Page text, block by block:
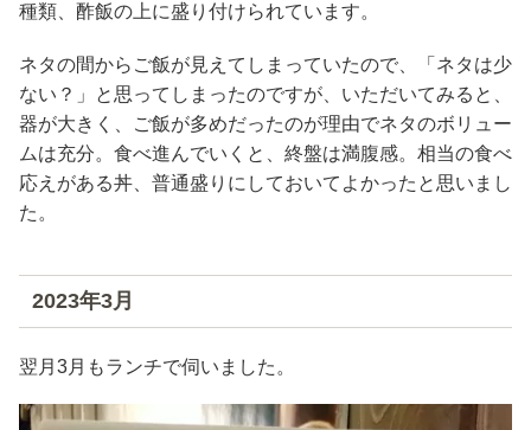
種類、酢飯の上に盛り付けられています。
ネタの間からご飯が見えてしまっていたので、「ネタは少
ない？」と思ってしまったのですが、いただいてみると、
器が大きく、ご飯が多めだったのが理由でネタのボリュー
ムは充分。食べ進んでいくと、終盤は満腹感。相当の食べ
応えがある丼、普通盛りにしておいてよかったと思いまし
た。
2023年3月
翌月3月もランチで伺いました。